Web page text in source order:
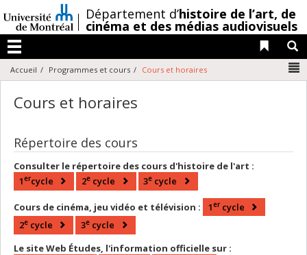
au
contenu
/Département d’histoire de l’art, de
cinéma et des médias audiovisuels
Menu
Liens
Accueil Programmes et cours Cours et horaires
Cours et horaires
Répertoire des cours
Consulter le répertoire des cours d'histoire de l'art :
1ercycle 2ecycle 3e cycle
Cours de cinéma, jeu vidéo et télévision : 1ercycle
2ecycle 3ecycle
Le site Web Études, l'information officielle sur :